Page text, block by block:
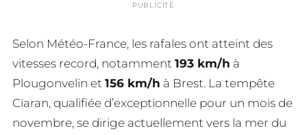
PUBLICITÉ
Selon Météo-France, les rafales ont atteint des
vitesses record, notamment 193 km/h à
Plougonvelin et 156 km/h à Brest. La tempête
Ciaran, qualifiée d’exceptionnelle pour un mois de
novembre, se dirige actuellement vers la mer du